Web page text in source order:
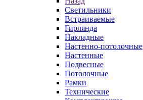
Светильники
Встраиваемые
Гирлянда
Накладные
Настенно-потолочные
Настенные
Подвесные
Потолочные
Рамки
Технические